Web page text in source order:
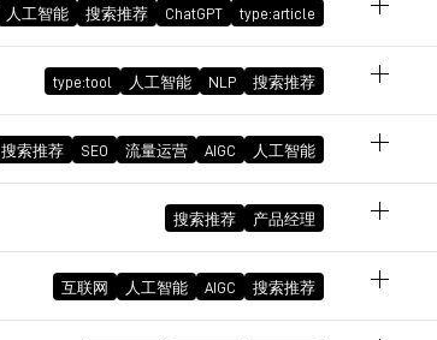
June 12, 2024 01:56:15 PM GMT+08:00
人工智能 搜索推荐 ChatGPT type:article
type:tool 人工智能 NLP 搜索推荐
搜索推荐 SEO 流量运营 AIGC 人工智能
搜索推荐 产品经理
互联网 人工智能 AIGC 搜索推荐